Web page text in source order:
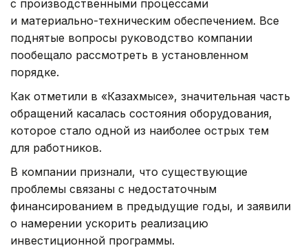
с производственными процессами
и материально-техническим обеспечением. Все
поднятые вопросы руководство компании
пообещало рассмотреть в установленном
порядке.
Как отметили в «Казахмысе», значительная часть
обращений касалась состояния оборудования,
которое стало одной из наиболее острых тем
для работников.
В компании признали, что существующие
проблемы связаны с недостаточным
финансированием в предыдущие годы, и заявили
о намерении ускорить реализацию
инвестиционной программы.